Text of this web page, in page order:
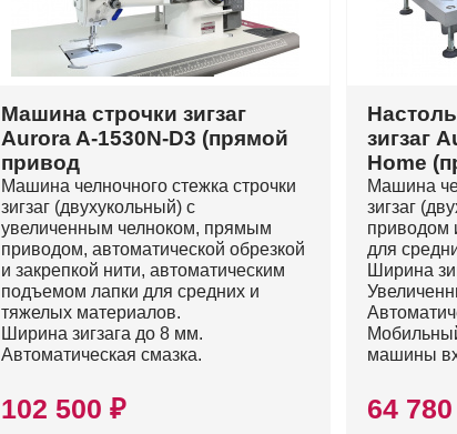
Машина строчки зигзаг
Aurora A-1530N-D3 (прямой
привод
Машина челночного стежка строчки
зигзаг (двухукольный) с
увеличенным челноком, прямым
приводом, автоматической обрезкой
и закрепкой нити, автоматическим
подъемом лапки для средних и
тяжелых материалов.
Ширина зигзага до 8 мм.
Автоматическая смазка.
102 500 ₽
зигзаг
Home
Машина
зигзаг
приводом
для
Ширина
машины
64